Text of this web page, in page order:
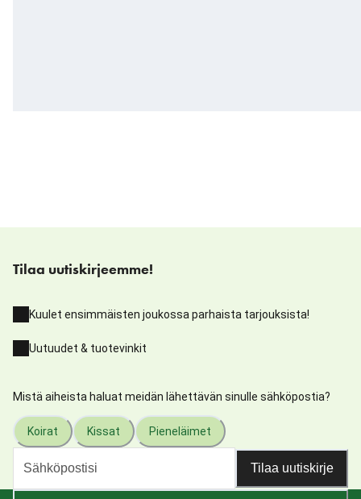
Tilaa uutiskirjeemme!
Kuulet ensimmäisten joukossa parhaista tarjouksista!
Uutuudet & tuotevinkit
Mistä aiheista haluat meidän lähettävän sinulle sähköpostia?
Koirat Kissat Pieneläimet
Tilaa uutiskirje